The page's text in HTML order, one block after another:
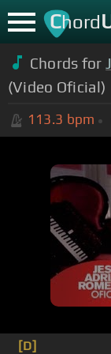
Chord
Chords for
(Video Oficial)
113.3 bpm
[D]